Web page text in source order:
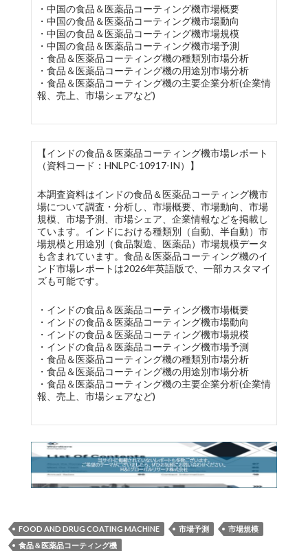
・中国の食品＆医薬品コーティング機市場概要
・中国の食品＆医薬品コーティング機市場動向
・中国の食品＆医薬品コーティング機市場規模
・中国の食品＆医薬品コーティング機市場予測
・食品＆医薬品コーティング機の種類別市場分析
・食品＆医薬品コーティング機の用途別市場分析
・食品＆医薬品コーティング機の主要企業分析(企業情
報、売上、市場シェアなど)
【インドの食品＆医薬品コーティング機市場レポート
（資料コード：HNLPC-10917-IN）】
本調査資料はインドの食品＆医薬品コーティング機市
場について調査・分析し、市場概要、市場動向、市場
規模、市場予測、市場シェア、企業情報などを掲載し
ています。インドにおける種類別（自動、半自動）市
場規模と用途別（食品製造、医薬品）市場規模データ
も含まれています。食品＆医薬品コーティング機のイ
ンド市場レポートは2026年英語版で、一部カスタマイ
ズも可能です。
・インドの食品＆医薬品コーティング機市場概要
・インドの食品＆医薬品コーティング機市場動向
・インドの食品＆医薬品コーティング機市場規模
・インドの食品＆医薬品コーティング機市場予測
・食品＆医薬品コーティング機の種類別市場分析
・食品＆医薬品コーティング機の用途別市場分析
・食品＆医薬品コーティング機の主要企業分析(企業情
報、売上、市場シェアなど)
FOOD AND DRUG COATING MACHINE 市場予測
市場規模
食品＆医薬品コーティング機